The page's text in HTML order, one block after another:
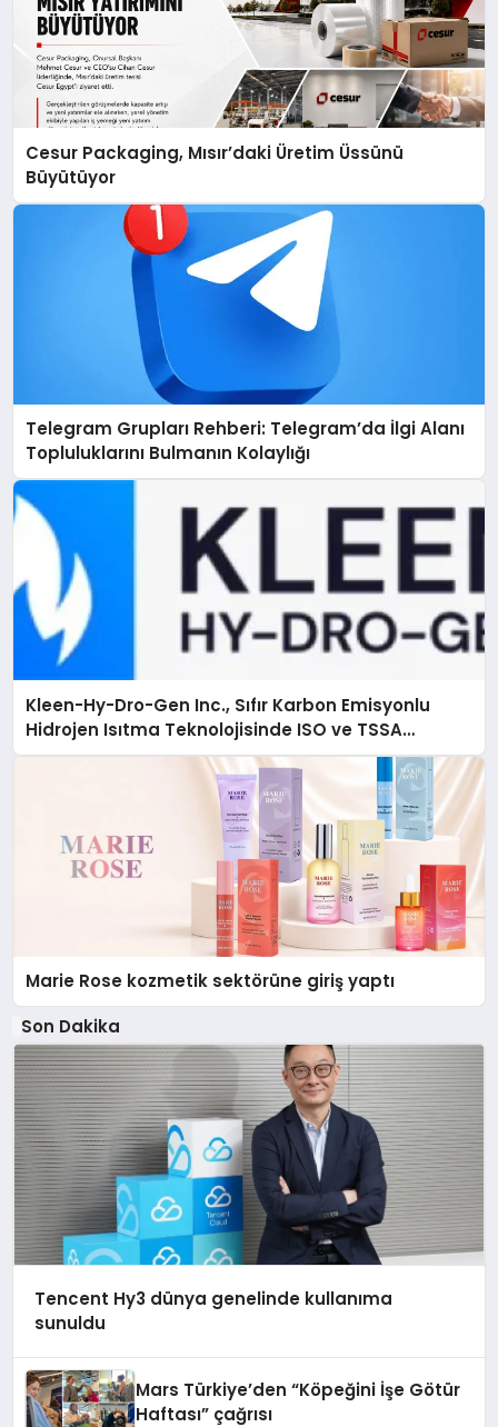
Cesur Packaging, Mısır’daki Üretim Üssünü
Büyütüyor
Telegram Grupları Rehberi: Telegram’da İlgi Alanı
Topluluklarını Bulmanın Kolaylığı
Kleen-Hy-Dro-Gen Inc., Sıfır Karbon Emisyonlu
Hidrojen Isıtma Teknolojisinde ISO ve TSSA
Düzenleyici Onaylarını Aldı
Marie Rose kozmetik sektörüne giriş yaptı
Son Dakika
Tencent Hy3 dünya genelinde kullanıma
sunuldu
Mars Türkiye’den “Köpeğini İşe Götür
Haftası” çağrısı